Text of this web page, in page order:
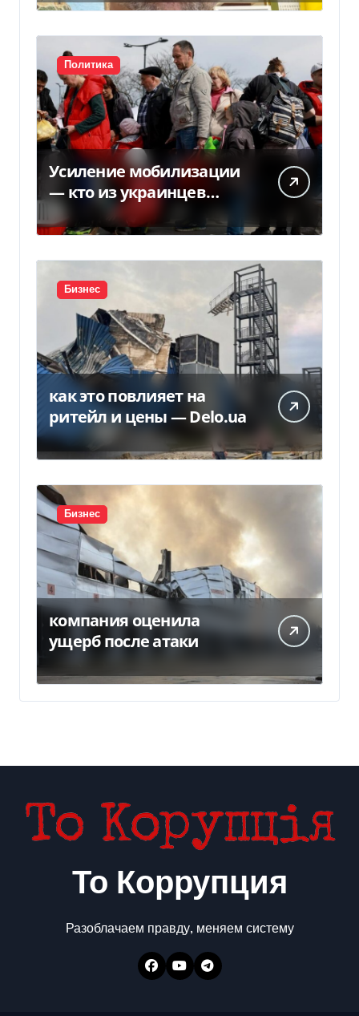
Политика
Усиление мобилизации
— кто из украинцев
потеряет право на
временную защиту в ЕС
Бизнес
как это повлияет на
ритейл и цены — Delo.ua
Бизнес
компания оценила
ущерб после атаки
То Коррупция
Разоблачаем правду, меняем систему